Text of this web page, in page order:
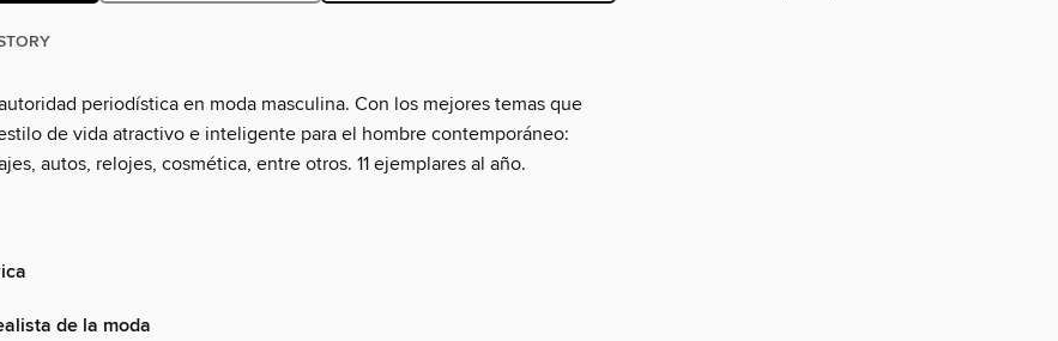
periodística en moda masculina. Con los mejores temas que
de vida atractivo e inteligente para el hombre contemporáneo:
autos, relojes, cosmética, entre otros. 11 ejemplares al año.
de la moda